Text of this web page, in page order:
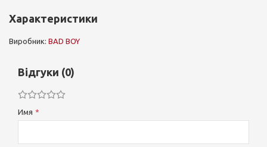
Характеристики
Виробник: BAD BOY
Відгуки (0)
Имя